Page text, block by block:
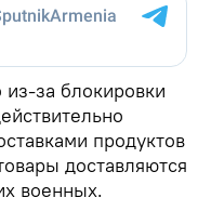
за блокировки
продуктов
доставляются
военных.